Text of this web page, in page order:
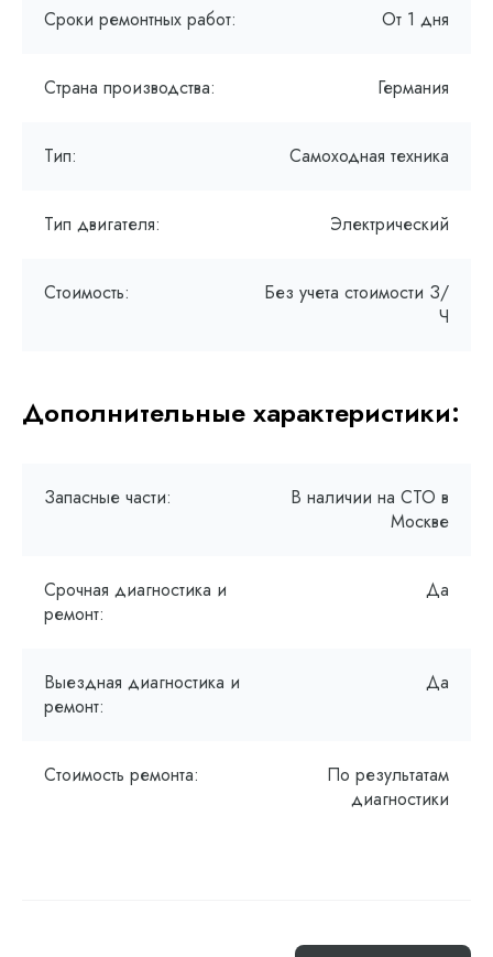
Сроки ремонтных работ: От 1 дня
Страна производства: Германия
Тип: Самоходная техника
Тип двигателя: Электрический
Стоимость:
Без учета стоимости З/
Ч
Дополнительные характеристики:
Запасные части:
В наличии на СТО в
Москве
Срочная диагностика и
ремонт:
Да
Выездная диагностика и
ремонт:
Да
Стоимость ремонта:
По результатам
диагностики